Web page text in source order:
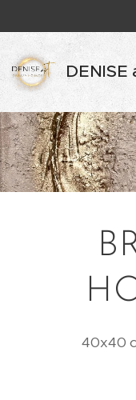
DENISE
40x40